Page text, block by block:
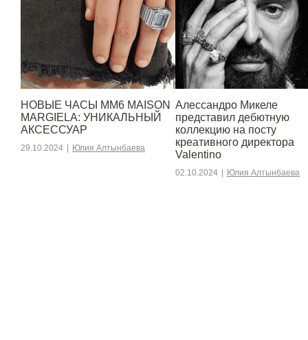
НОВЫЕ ЧАСЫ MM6 MAISON
MARGIELA: УНИКАЛЬНЫЙ
АКСЕССУАР
29.10.2024 Юлия Алтынбаева
Алессандро Микеле
представил дебютную
коллекцию на посту
креативного директора
Valentino
02.10.2024 Юлия Алтынбаева